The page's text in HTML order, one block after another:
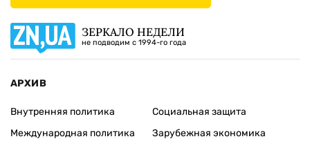
ЗЕРКАЛО НЕДЕЛИ
не подводим с 1994-го года
АРХИВ
Внутренняя политика
Международная политика
Социальная защита
Зарубежная экономика